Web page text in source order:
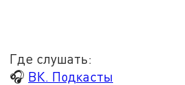
Где слушать:
🎧 ВК. Подкасты